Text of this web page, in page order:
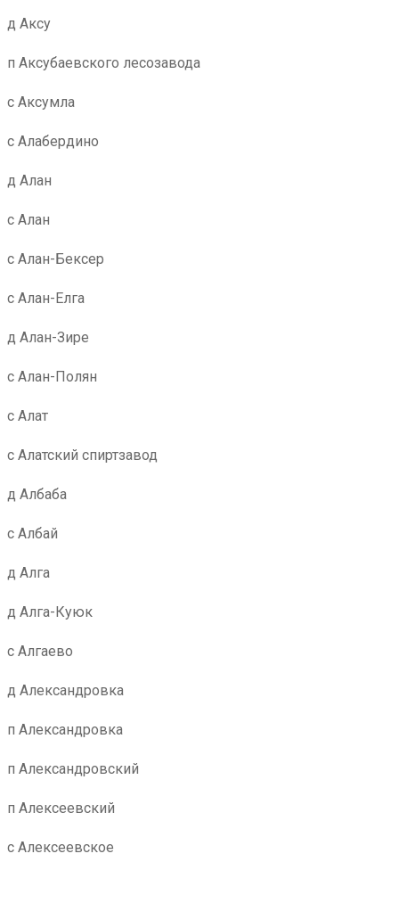
д Аксу
п Аксубаевского лесозавода
с Аксумла
с Алабердино
д Алан
с Алан
с Алан-Бексер
с Алан-Елга
д Алан-Зире
с Алан-Полян
с Алат
с Алатский спиртзавод
д Албаба
с Албай
д Алга
д Алга-Куюк
с Алгаево
д Александровка
п Александровка
п Александровский
п Алексеевский
с Алексеевское